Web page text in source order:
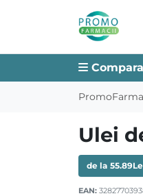
Ulei
de la 55.89
EAN: